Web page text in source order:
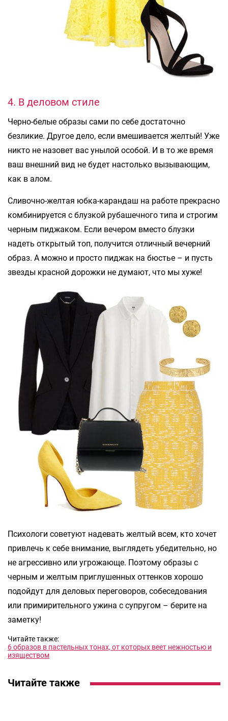
4. В деловом стиле
Черно-белые образы сами по себе достаточно
безликие. Другое дело, если вмешивается желтый! Уже
никто не назовет вас унылой особой. И в то же время
ваш внешний вид не будет настолько вызывающим,
как в алом.
Сливочно-желтая юбка-карандаш на работе прекрасно
комбинируется с блузкой рубашечного типа и строгим
черным пиджаком. Если вечером вместо блузки
надеть открытый топ, получится отличный вечерний
образ. А можно и просто пиджак на бюстье – и пусть
звезды красной дорожки не думают, что мы хуже!
Психологи советуют надевать желтый всем, кто хочет
привлечь к себе внимание, выглядеть убедительно, но
не агрессивно или угрожающе. Поэтому образы с
черным и желтым приглушенных оттенков хорошо
подойдут для деловых переговоров, собеседования
или примирительного ужина с супругом – берите на
заметку!
Читайте также:
6 образов в пастельных тонах, от которых веет нежностью и
изяществом
Читайте также